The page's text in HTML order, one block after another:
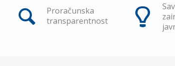
Proračunska
transparentnost